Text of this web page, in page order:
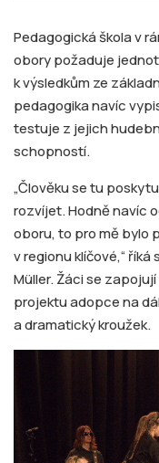
Pedagogická škola v
obory požaduje
k výsledkům ze
pedagogika navíc
testuje z jejich
schopností.
„Člověku se tu
rozvíjet. Hodně navíc
oboru, to pro mě bylo
v regionu klíčové,“
Müller. Žáci se
projektu adopce na
a dramatický kroužek.